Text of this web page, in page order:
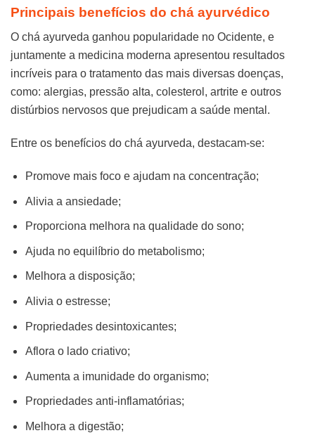
Principais benefícios do chá ayurvédico
O chá ayurveda ganhou popularidade no Ocidente, e
juntamente a medicina moderna apresentou resultados
incríveis para o tratamento das mais diversas doenças,
como: alergias, pressão alta, colesterol, artrite e outros
distúrbios nervosos que prejudicam a saúde mental.
Entre os benefícios do chá ayurveda, destacam-se:
Promove mais foco e ajudam na concentração;
Alivia a ansiedade;
Proporciona melhora na qualidade do sono;
Ajuda no equilíbrio do metabolismo;
Melhora a disposição;
Alivia o estresse;
Propriedades desintoxicantes;
Aflora o lado criativo;
Aumenta a imunidade do organismo;
Propriedades anti-inflamatórias;
Melhora a digestão;